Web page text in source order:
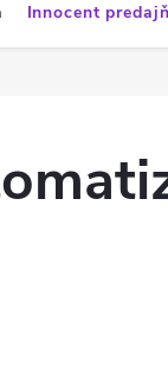
Innocent